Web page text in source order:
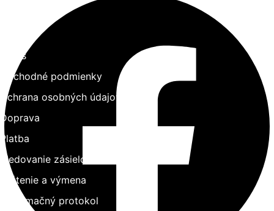
O nás
Obchodné podmienky
Ochrana osobných údajov
Doprava
Platba
Sledovanie zásielok
Vrátenie a výmena
Reklamačný protokol